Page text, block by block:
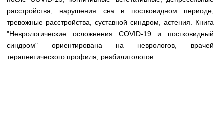
расстройства, нарушения сна в постковидном периоде,
тревожные расстройства, суставной синдром, астения. Книга
"Неврологические осложнения COVID-19 и постковидный
синдром" ориентирована на неврологов, врачей
терапевтического профиля, реабилитологов.